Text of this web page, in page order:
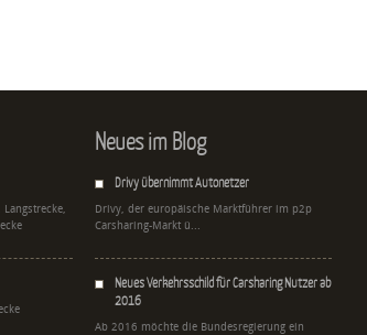
Neues im Blog
Drivy übernimmt Autonetzer
Drivy, der europäische Marktführer im p2p
Carsharing-Markt ü...
Neues Verkehrsschild für Carsharing Nutzer ab
2016
Ab 2016 möchte die Bundesregierung ein